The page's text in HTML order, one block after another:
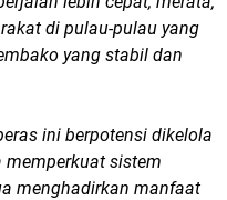
di pulau-pulau yang
yang stabil dan
ini berpotensi dikelola
memperkuat sistem
menghadirkan manfaat